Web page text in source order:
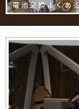
電池交換よくあ